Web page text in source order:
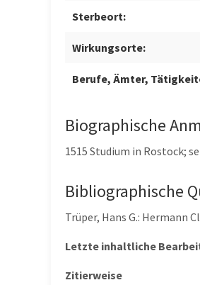
Sterbeort:
Wirkungsorte:
Berufe, Ämter,
Biographische
1515 Studium in Rostock;
Bibliographische
Trüper, Hans G.: Hermann
Letzte inhaltliche
Zitierweise